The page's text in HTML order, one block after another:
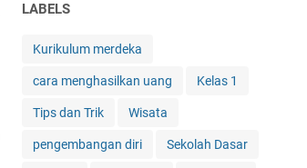
LABELS
Kurikulum merdeka
cara menghasilkan uang Kelas 1
Tips dan Trik Wisata
pengembangan diri Sekolah Dasar